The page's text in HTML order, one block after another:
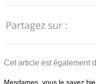
Cet article est également
Mesdames, vous le savez